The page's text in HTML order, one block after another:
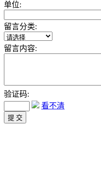
单位:
留言分类:
留言内容:
验证码:
看不清